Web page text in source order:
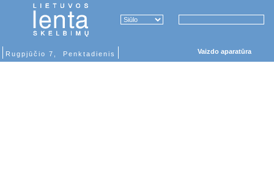
Rugpjūčio 7, Penktadienis Vaizdo aparatūra